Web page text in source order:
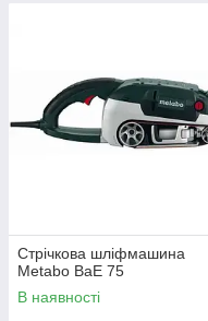
Стрічкова шліфмашина
Metabo BaE 75
В наявності